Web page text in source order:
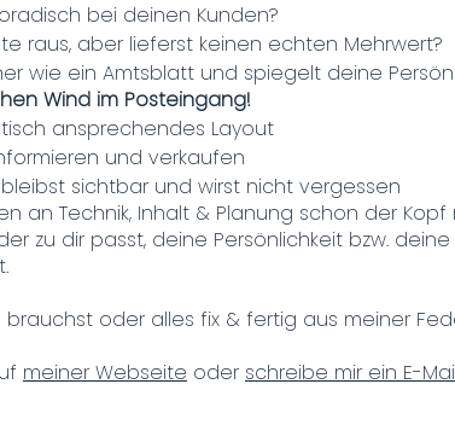
bei deinen Kunden?
raus, aber lieferst keinen echten Mehrwert?
wie ein Amtsblatt und spiegelt deine
Wind im Posteingang!
ansprechendes Layout
und verkaufen
sichtbar und wirst nicht vergessen
an Technik, Inhalt & Planung schon der
zu dir passt, deine Persönlichkeit bzw.
oder alles fix & fertig aus meiner
meiner Webseite oder schreibe mir ein E-